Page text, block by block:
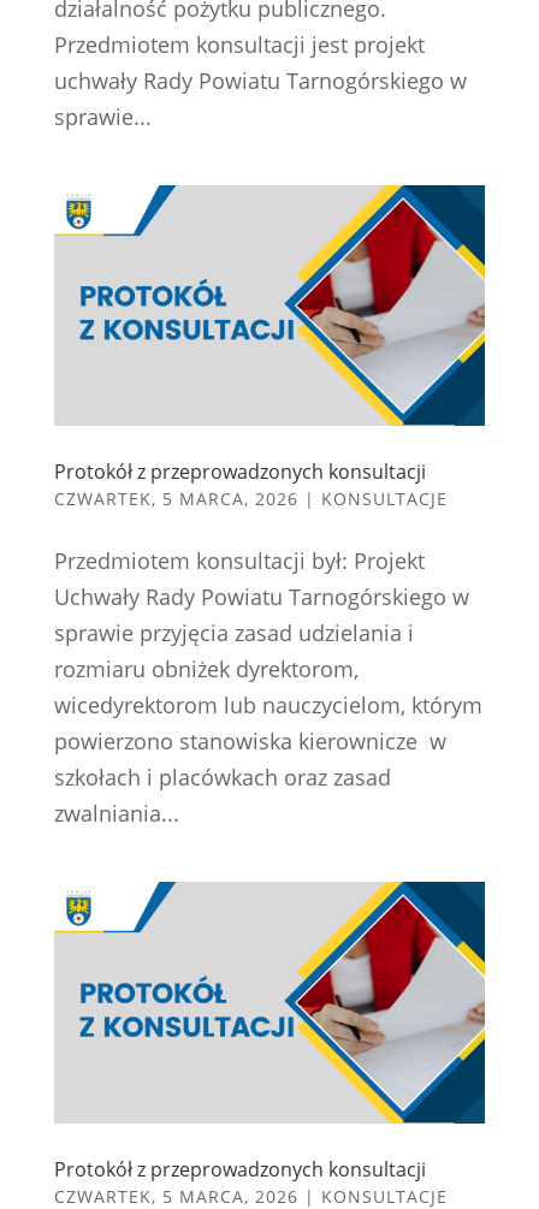
działalność pożytku publicznego.
Przedmiotem konsultacji jest projekt
uchwały Rady Powiatu Tarnogórskiego w
sprawie...
Protokół z przeprowadzonych konsultacji
CZWARTEK, 5 MARCA, 2026 | KONSULTACJE
Przedmiotem konsultacji był: Projekt
Uchwały Rady Powiatu Tarnogórskiego w
sprawie przyjęcia zasad udzielania i
rozmiaru obniżek dyrektorom,
wicedyrektorom lub nauczycielom, którym
powierzono stanowiska kierownicze w
szkołach i placówkach oraz zasad
zwalniania...
Protokół z przeprowadzonych konsultacji
CZWARTEK, 5 MARCA, 2026 | KONSULTACJE